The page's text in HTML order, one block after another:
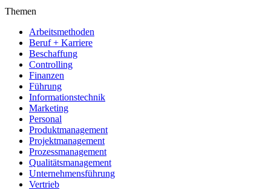
Themen
Arbeitsmethoden
Beruf + Karriere
Beschaffung
Controlling
Finanzen
Führung
Informationstechnik
Marketing
Personal
Produktmanagement
Projektmanagement
Prozessmanagement
Qualitätsmanagement
Unternehmensführung
Vertrieb